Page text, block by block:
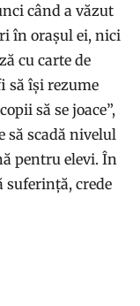
când a văzut
în orașul ei, nici
cu carte de
să își rezume
să se joace”,
să scadă nivelul
pentru elevi. În
suferință, crede